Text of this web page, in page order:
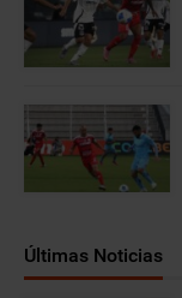
Últimas Noticias